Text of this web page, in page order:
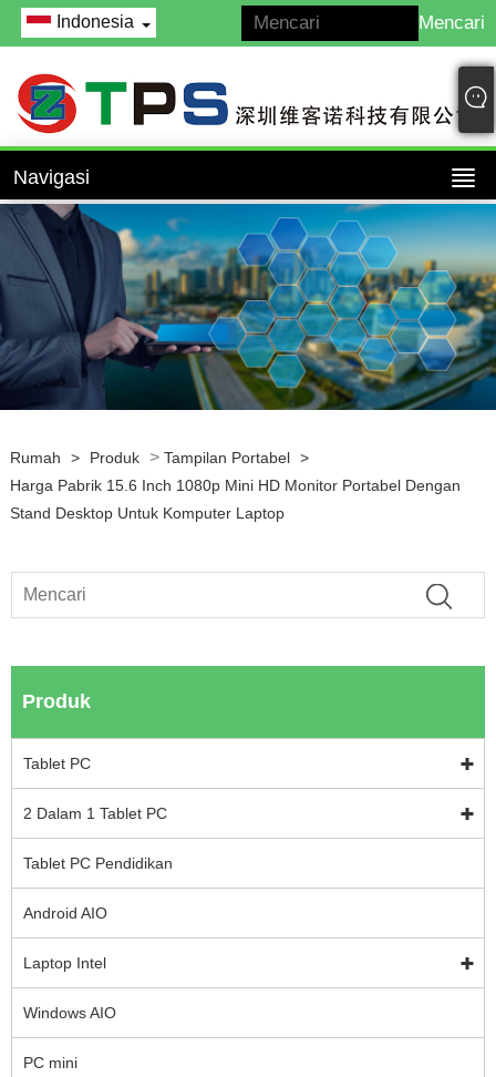
Indonesia
Navigasi
Rumah > Produk > Tampilan Portabel >
Harga Pabrik 15.6 Inch 1080p Mini HD Monitor Portabel Dengan
Stand Desktop Untuk Komputer Laptop
Produk
Tablet PC
2 Dalam 1 Tablet PC
Tablet PC Pendidikan
Android AIO
Laptop Intel
Windows AIO
PC mini